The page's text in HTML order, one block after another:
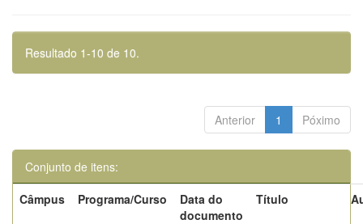
Resultado 1-10 de 10.
Anterior 1 Póximo
Conjunto de itens:
Câmpus
Programa/Curso
Data do
documento
Título